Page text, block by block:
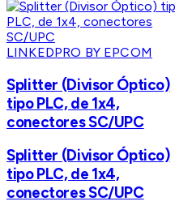
LINKEDPRO BY EPCOM
Splitter (Divisor Óptico)
tipo PLC, de 1x4,
conectores SC/UPC
Splitter (Divisor Óptico)
tipo PLC, de 1x4,
conectores SC/UPC